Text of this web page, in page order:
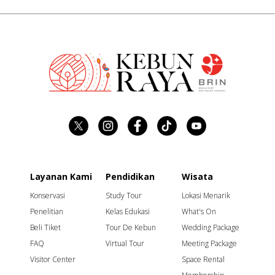
GUEST HOUSE
Layanan Kami
Konservasi
Penelitian
Beli Tiket
FAQ
Visitor Center
Pendidikan
Study Tour
Kelas Edukasi
Tour De Kebun
Virtual Tour
Wisata
Lokasi Menarik
What's On
Wedding Package
Meeting Package
Space Rental